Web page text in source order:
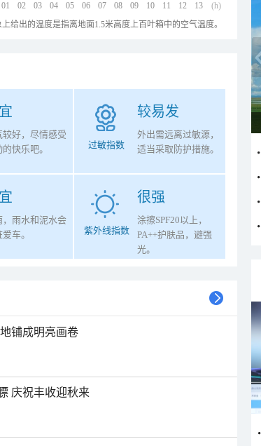
01 02 03 04 05 06 07 08 09 10 11 12 13 (h)
给出的温度是指离地面1.5米高度上百叶箱中的空气温度。
较好，尽情感受
快乐吧。
较易发
过敏指数
外出需远离过敏源，
适当采取防护措施。
，雨水和泥水会
车。
很强
紫外线指数
涂擦SPF20以上，
PA++护肤品，避强
光。
铺成明亮画卷
庆祝丰收迎秋来